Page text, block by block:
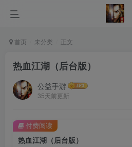
首页 未分类 正文
热血江湖（后台版）
公益手游
35天前更新
热血江湖（后台版）
付费阅读